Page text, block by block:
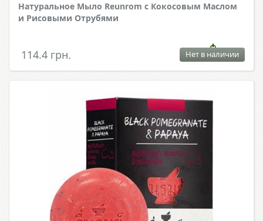
Натуральное Мыло Reunrom с Кокосовым Маслом
и Рисовыми Отрубями
114.4 грн. Нет в наличии